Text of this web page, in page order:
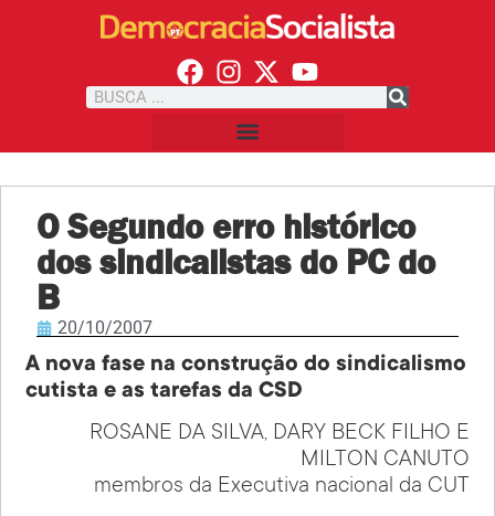
O Segundo erro histórico
dos sindicalistas do PC do
B
20/10/2007
A nova fase na construção do sindicalismo
cutista e as tarefas da CSD
ROSANE DA SILVA, DARY BECK FILHO E
MILTON CANUTO
membros da Executiva nacional da CUT